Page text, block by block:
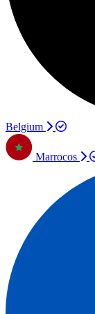
Belgium
Marrocos